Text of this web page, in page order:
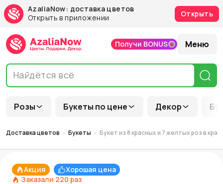
AzaliaNow: доставка цветов
Открыть в приложении
Открыть
Розы Букеты по цене Декор
Получи BONUS Меню
Доставка цветов Букеты Букет из 8 красных и 7 желтых роз в
Акция
Хорошая цена
Заказали 220 раз